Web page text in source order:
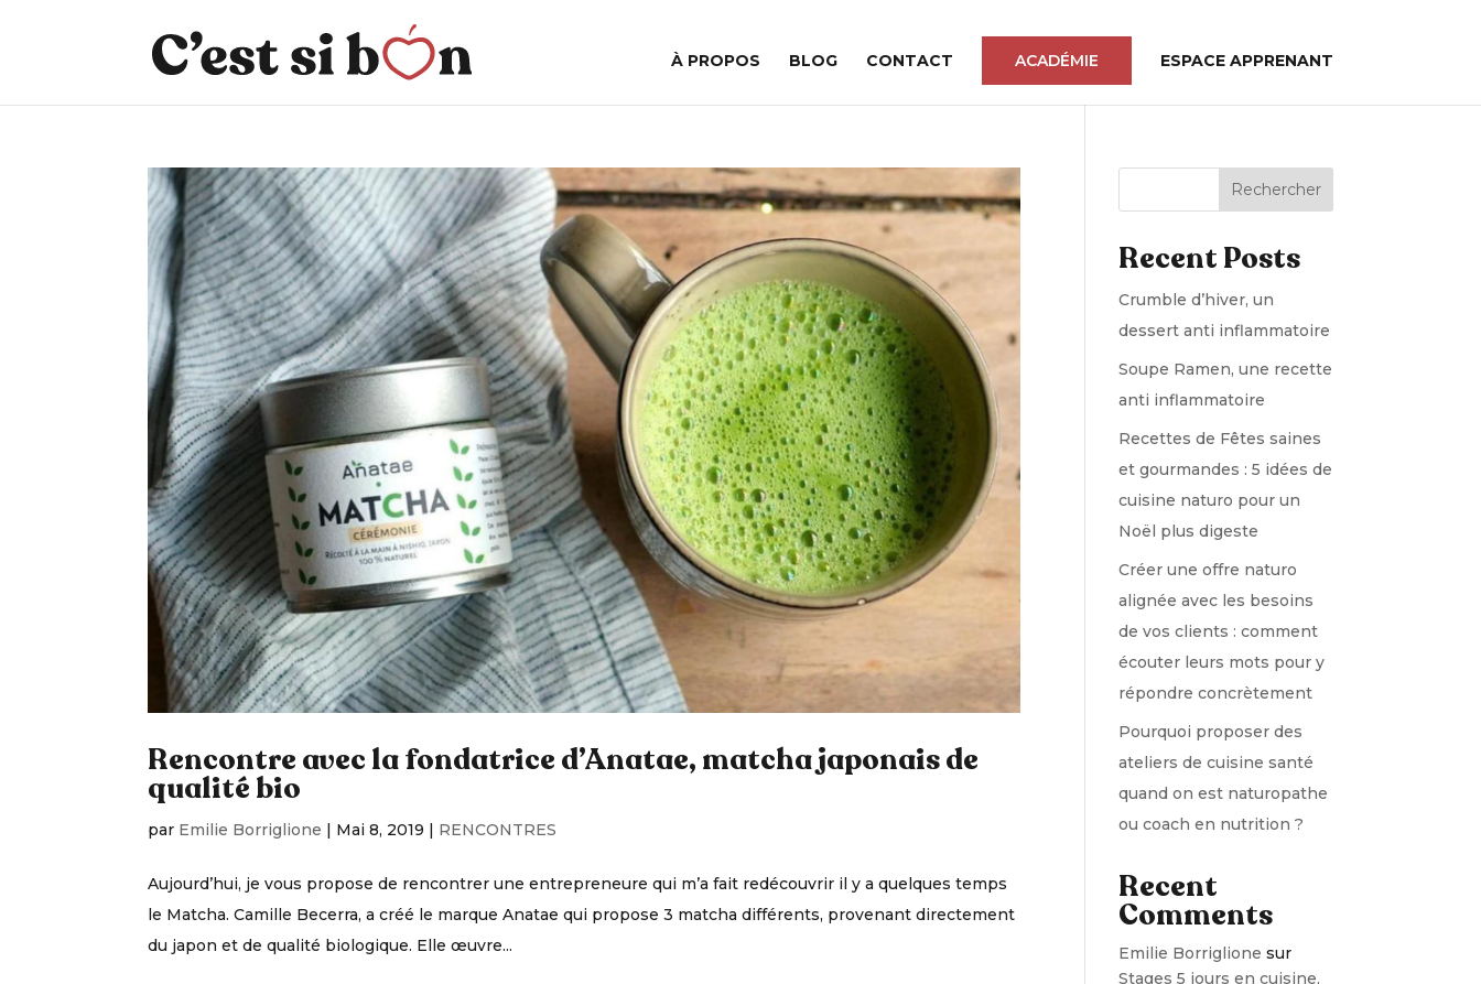
À PROPOS BLOG CONTACT ACADÉMIE ESPACE APPRENANT
Rencontre avec la fondatrice d’Anatae, matcha japonais de
qualité bio
par Emilie Borriglione | Mai 8, 2019 | RENCONTRES
Aujourd’hui, je vous propose de rencontrer une entrepreneure qui m’a fait redécouvrir il y a quelques temps
le Matcha. Camille Becerra, a créé le marque Anatae qui propose 3 matcha différents, provenant directement
du japon et de qualité biologique. Elle œuvre...
Rechercher
Recent Posts
Crumble d’hiver, un
dessert anti inflammatoire
Soupe Ramen, une recette
anti inflammatoire
Recettes de Fêtes saines
et gourmandes : 5 idées de
cuisine naturo pour un
Noël plus digeste
Créer une offre naturo
alignée avec les besoins
de vos clients : comment
écouter leurs mots pour y
répondre concrètement
Pourquoi proposer des
ateliers de cuisine santé
quand on est naturopathe
ou coach en nutrition ?
Recent
Comments
Emilie Borriglione sur
Stages 5 jours en cuisine,